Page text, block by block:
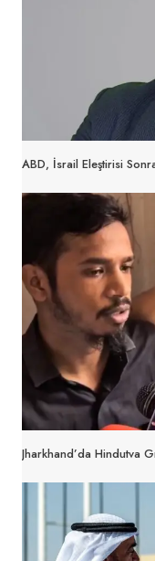
ABD, İsrail Eleştirisi
Jharkhand’da Hindutva